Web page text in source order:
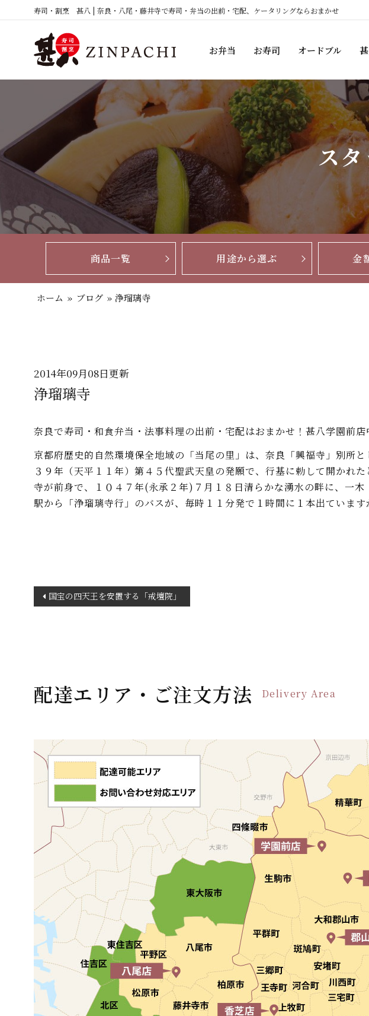
ン
プ
寿司・割烹 甚八 | 奈良・八尾・藤井寺で寿司・弁当の出前・宅配、ケータリングならおまかせ
お弁当 お寿司 オードブル
ス
商品一覧 用途から選ぶ 金
ホーム » ブログ » 浄瑠璃寺
2014年09月08日更新
浄瑠璃寺
奈良で寿司・和食弁当・法事料理の出前・宅配はおまかせ！甚八学園前店
京都府歴史的自然環境保全地域の「当尾の里」は、奈良「興福寺」別所
３９年（天平１１年）第４５代聖武天皇の発願で、行基に勅して開かれ
寺が前身で、１０４７年(永承２年)７月１８日清らかな湧水の畔に、一
駅から「浄瑠璃寺行」のバスが、毎時１１分発で１時間に１本出ていま
稿
シ
ョ
国宝の四天王を安置する「戒壇院」
配達エリア・ご注文方法 Delivery Area